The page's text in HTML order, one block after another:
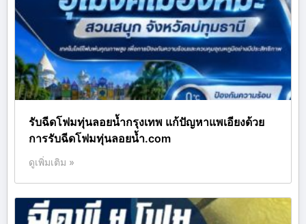
รับฉีดโฟมทุ่นลอยน้ำกรุงเทพ แก้ปัญหาแพเอียงด้วย
การรับฉีดโฟมทุ่นลอยน้ำ.com
ดูเพิ่มเติม »